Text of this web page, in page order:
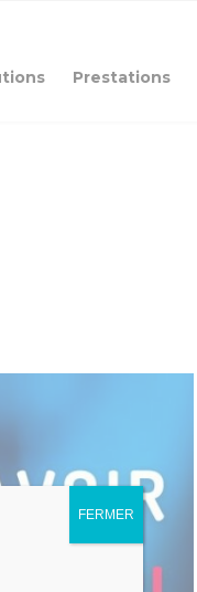
Prestations
FERMER